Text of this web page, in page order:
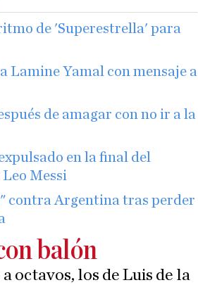
de 'Superestrella' para
Lamine Yamal con mensaje a
de amagar con no ir a la
en la final del
Messi
contra Argentina tras perder
balón
octavos, los de Luis de la